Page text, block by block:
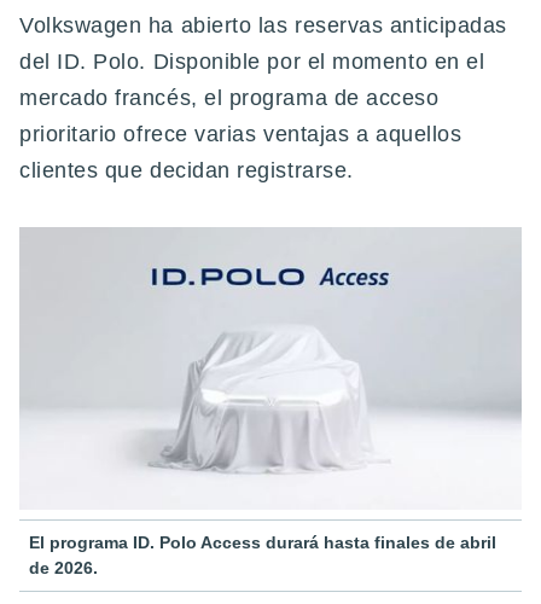
Volkswagen ha abierto las reservas anticipadas
del ID. Polo. Disponible por el momento en el
mercado francés, el programa de acceso
prioritario ofrece varias ventajas a aquellos
clientes que decidan registrarse.
El programa ID. Polo Access durará hasta finales de abril
de 2026.